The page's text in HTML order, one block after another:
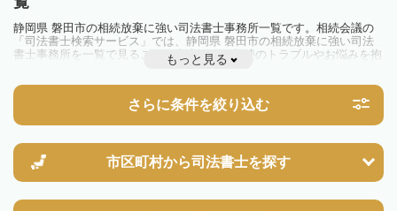
静岡県 磐田市の相続放棄に強い司法書士事務所一覧です。相続会議の
「司法書士検索サービス」では、静岡県 磐田市の相続放棄に強い司法
書士事務所を一覧で見ることが出来ます。相続のトラブルやお悩みを抱
えている方は一度近隣の司法書士に相談してみましょう。
もっと見る
さらに条件を絞り込む
市区町村から司法書士を探す